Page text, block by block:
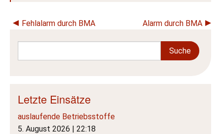
Beitragsnavigation
Fehlalarm durch BMA Alarm durch BMA
Letzte Einsätze
auslaufende Betriebsstoffe
5. August 2026 | 22:18